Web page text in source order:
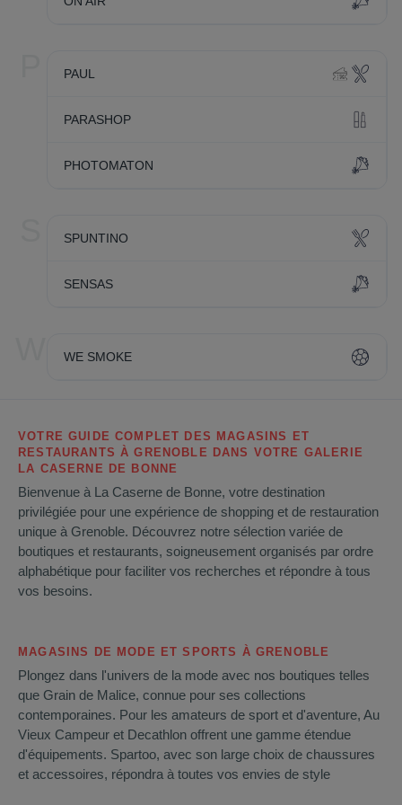
PAUL
PARASHOP
PHOTOMATON
SPUNTINO
SENSAS
WE SMOKE
VOTRE GUIDE COMPLET DES MAGASINS ET
RESTAURANTS À GRENOBLE DANS VOTRE GALERIE
LA CASERNE DE BONNE
Bienvenue à La Caserne de Bonne, votre destination
privilégiée pour une expérience de shopping et de restauration
unique à Grenoble. Découvrez notre sélection variée de
boutiques et restaurants, soigneusement organisés par ordre
alphabétique pour faciliter vos recherches et répondre à tous
vos besoins.
MAGASINS DE MODE ET SPORTS À GRENOBLE
Plongez dans l'univers de la mode avec nos boutiques telles
que Grain de Malice, connue pour ses collections
contemporaines. Pour les amateurs de sport et d'aventure, Au
Vieux Campeur et Decathlon offrent une gamme étendue
d'équipements. Spartoo, avec son large choix de chaussures
et accessoires, répondra à toutes vos envies de style